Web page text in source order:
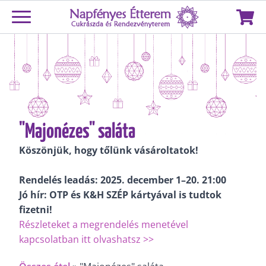
"Majonézes" saláta
Köszönjük, hogy tőlünk vásároltatok!
Rendelés leadás: 2025. december 1–20. 21:00
Jó hír: OTP és K&H SZÉP kártyával is tudtok
fizetni!
Részleteket a megrendelés menetével
kapcsolatban itt olvashatsz >>